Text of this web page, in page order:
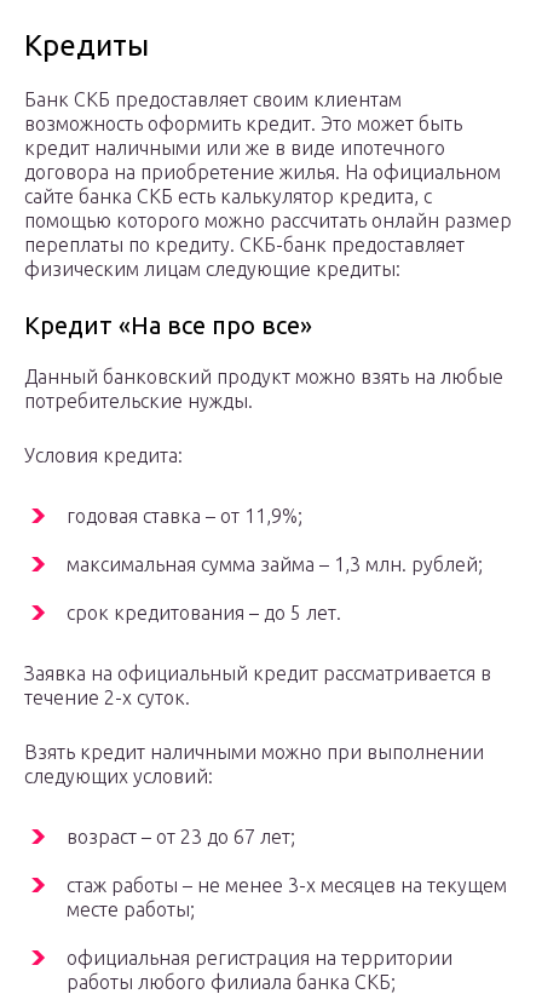
Кредиты
Банк СКБ предоставляет своим клиентам
возможность оформить кредит. Это может быть
кредит наличными или же в виде ипотечного
договора на приобретение жилья. На официальном
сайте банка СКБ есть калькулятор кредита, с
помощью которого можно рассчитать онлайн размер
переплаты по кредиту. СКБ-банк предоставляет
физическим лицам следующие кредиты:
Кредит «На все про все»
Данный банковский продукт можно взять на любые
потребительские нужды.
Условия кредита:
годовая ставка – от 11,9%;
максимальная сумма займа – 1,3 млн. рублей;
срок кредитования – до 5 лет.
Заявка на официальный кредит рассматривается в
течение 2-х суток.
Взять кредит наличными можно при выполнении
следующих условий:
возраст – от 23 до 67 лет;
стаж работы – не менее 3-х месяцев на текущем
месте работы;
официальная регистрация на территории
работы любого филиала банка СКБ;